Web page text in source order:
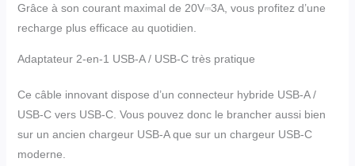
Grâce à son courant maximal de 20V⎓3A, vous profitez d’une
recharge plus efficace au quotidien.
Adaptateur 2-en-1 USB-A / USB-C très pratique
Ce câble innovant dispose d’un connecteur hybride USB-A /
USB-C vers USB-C. Vous pouvez donc le brancher aussi bien
sur un ancien chargeur USB-A que sur un chargeur USB-C
moderne.